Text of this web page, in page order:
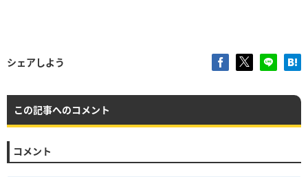
シェアしよう
この記事へのコメント
コメント